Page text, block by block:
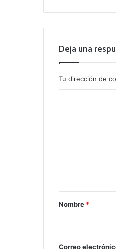
Deja una
Tu dirección de
r
*
Nombre *
Correo